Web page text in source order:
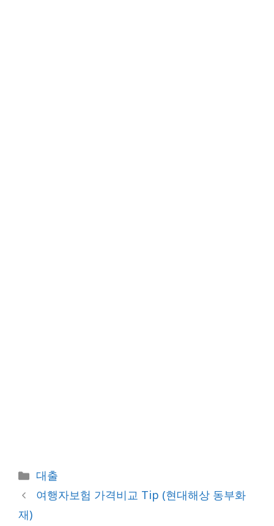
카
테
고
대출
여행자보험 가격비교 Tip (현대해상 동부화
재)